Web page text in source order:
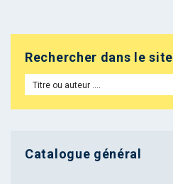
Rechercher dans le site
Catalogue général